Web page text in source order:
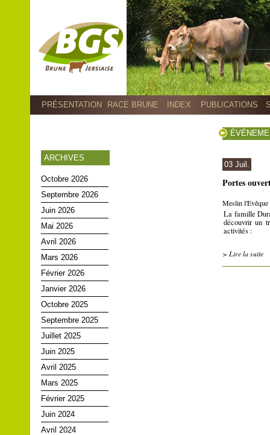
PRÉSENTATION RACE BRUNE INDEX PUBLICATIONS
ARCHIVES
Octobre 2026
Septembre 2026
Juin 2026
Mai 2026
Avril 2026
Mars 2026
Février 2026
Janvier 2026
Octobre 2025
Septembre 2025
Juillet 2025
Juin 2025
Avril 2025
Mars 2025
Février 2025
Juin 2024
Avril 2024
03 Juil.
Portes
Meslin
La famille
découvrir un
activités :
> Lire la suite